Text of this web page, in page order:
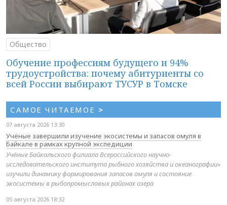
Общество
Обучение профессиям будущего и 94%
трудоустройства: почему абитуриенты со
всей России выбирают ТУСУР в Томске
САМОЕ ЧИТАЕМОЕ >
07 августа 2026 13:30
Учёные завершили изучение экосистемы и запасов омуля в
Байкале в рамках крупной экспедиции
Учёные Байкальского филиала Всероссийского научно-
исследовательского института рыбного хозяйства и океанографии»
изучили динамику формирования запасов омуля и состояние
экосистемы в рыбопромысловых районах озера
05 августа 2026 18:32